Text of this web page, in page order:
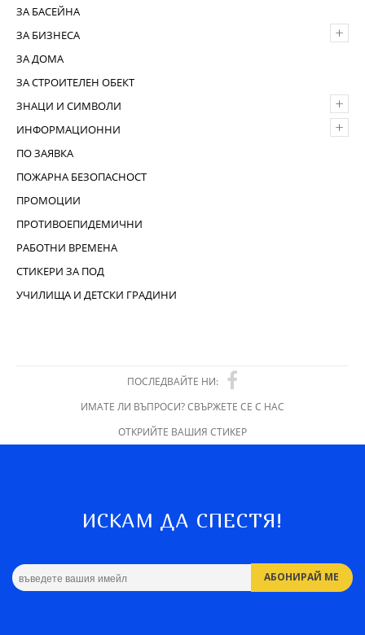
ЗА БАСЕЙНА
+
ЗА БИЗНЕСА
ЗА ДОМА
ЗА СТРОИТЕЛЕН ОБЕКТ
+
ЗНАЦИ И СИМВОЛИ
+
ИНФОРМАЦИОННИ
ПО ЗАЯВКА
ПОЖАРНА БЕЗОПАСНОСТ
ПРОМОЦИИ
ПРОТИВОЕПИДЕМИЧНИ
РАБОТНИ ВРЕМЕНА
СТИКЕРИ ЗА ПОД
УЧИЛИЩА И ДЕТСКИ ГРАДИНИ
ПОСЛЕДВАЙТЕ НИ:
ИМАТЕ ЛИ ВЪПРОСИ? СВЪРЖЕТЕ СЕ С НАС
ОТКРИЙТЕ ВАШИЯ СТИКЕР
ИСКАМ ДА СПЕСТЯ!